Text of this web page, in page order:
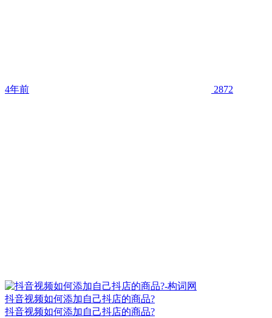
4年前 2872
抖音视频如何添加自己抖店的商品?
抖音视频如何添加自己抖店的商品?